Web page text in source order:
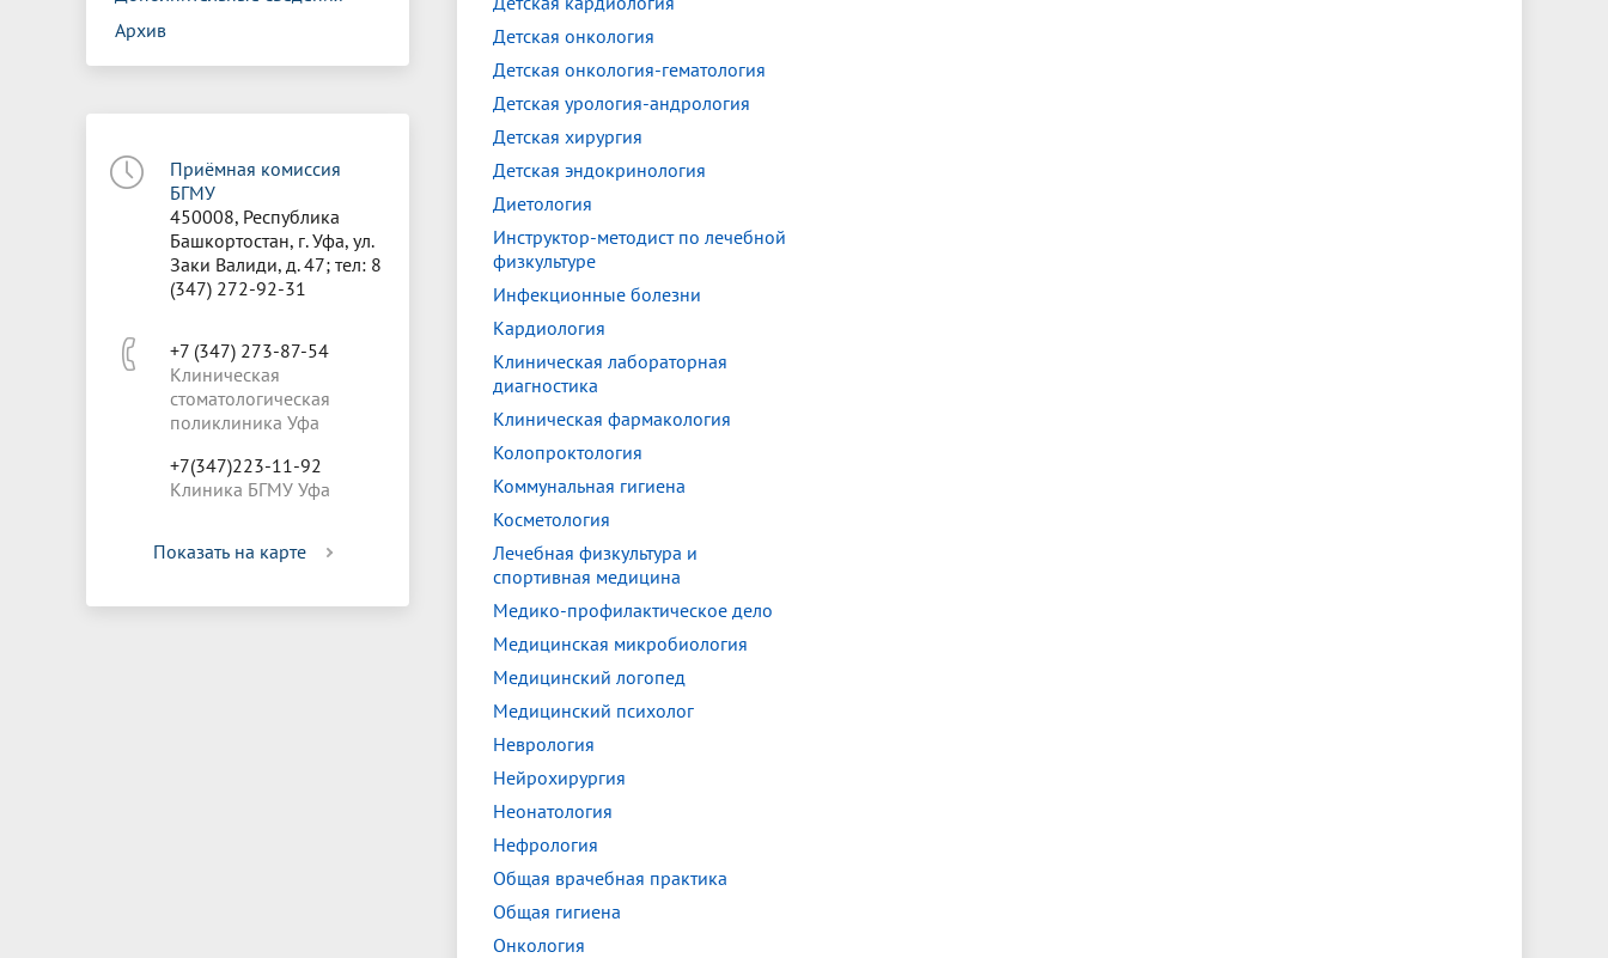
Архив
Приёмная комиссия
БГМУ
450008, Республика
Башкортостан, г. Уфа, ул.
Заки Валиди, д. 47; тел: 8
(347) 272-92-31
+7 (347) 273-87-54
Клиническая
стоматологическая
поликлиника Уфа
+7(347)223-11-92
Клиника БГМУ Уфа
Показать на карте
Детская онкология
Детская онкология-гематология
Детская урология-андрология
Детская хирургия
Детская эндокринология
Диетология
Инструктор-методист по лечебной
физкультуре
Инфекционные болезни
Кардиология
Клиническая лабораторная
диагностика
Клиническая фармакология
Колопроктология
Коммунальная гигиена
Косметология
Лечебная физкультура и
спортивная медицина
Медико-профилактическое дело
Медицинская микробиология
Медицинский логопед
Медицинский психолог
Неврология
Нейрохирургия
Неонатология
Нефрология
Общая врачебная практика
Общая гигиена
Онкология